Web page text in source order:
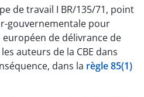
de travail I BR/135/71, point
gouvernementale pour
de délivrance de
auteurs de la CBE dans
dans la règle 85(1)